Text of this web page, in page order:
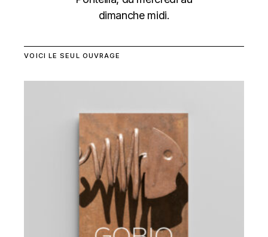
dimanche midi.
VOICI LE SEUL OUVRAGE